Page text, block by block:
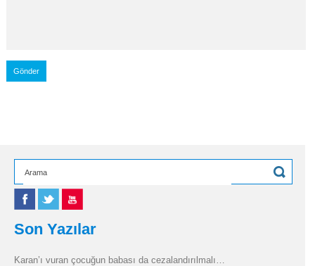
Son Yazılar
Karan’ı vuran çocuğun babası da cezalandırılmalı…